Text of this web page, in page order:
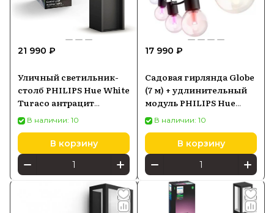
21 990 ₽
Уличный светильник-
столб PHILIPS Hue White
Turaco антрацит
1647393P0
В наличии: 10
В корзину
17 990 ₽
Садовая гирлянда Globe
(7 м) + удлинительный
модуль PHILIPS Hue
929004581806
В наличии: 10
В корзину